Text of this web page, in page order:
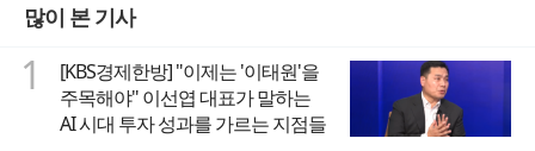
많이 본 기사
1
[KBS경제한방] "이제는 '이태원'을
주목해야" 이선엽 대표가 말하는
AI 시대 투자 성과를 가르는 지점들